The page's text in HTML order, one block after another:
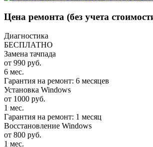
Цена ремонта (без учета
Диагностика
БЕСПЛАТНО
Замена тачпада
от 990 руб.
6 мес.
Гарантия на ремонт: 6 месяцев
Установка Windows
от 1000 руб.
1 мес.
Гарантия на ремонт: 1 месяц
Восстановление Windows
от 800 руб.
1 мес.